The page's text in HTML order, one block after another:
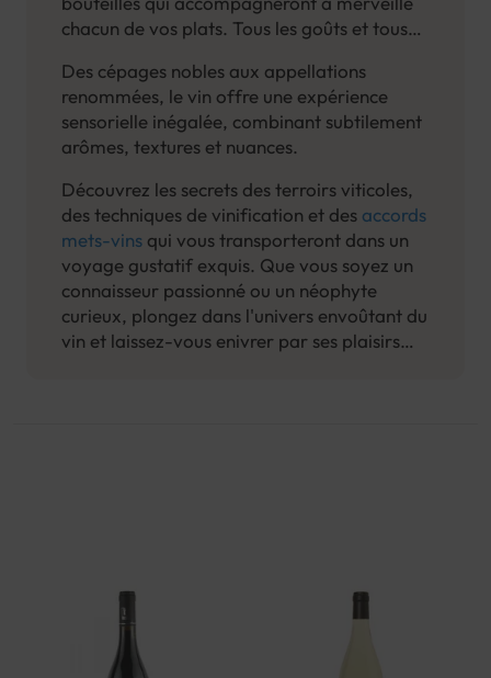
chacun de vos plats. Tous les goûts et tous
: l'occasion de découvrir des vins issus de
différentes régions françaises, et même de
l'étranger.
Des cépages nobles aux appellations
renommées, le vin offre une expérience
sensorielle inégalée, combinant subtilement
arômes, textures et nuances.
Découvrez les secrets des terroirs viticoles,
des techniques de vinification et des accords
mets-vins qui vous transporteront dans un
voyage gustatif exquis. Que vous soyez un
connaisseur passionné ou un néophyte
curieux, plongez dans l'univers envoûtant du
vin et laissez-vous enivrer par ses plaisirs